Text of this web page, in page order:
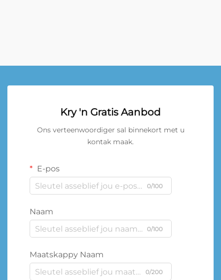
Kry 'n Gratis Aanbod
Ons verteenwoordiger sal binnekort met u
kontak maak.
E-pos
0/100
Naam
0/100
Maatskappy Naam
0/200